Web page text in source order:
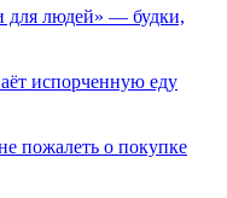
для людей» — будки,
испорченную еду
пожалеть о покупке